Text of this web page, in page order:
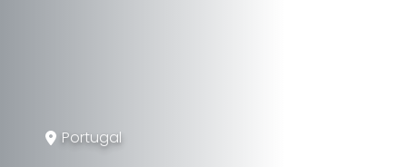
Portugal